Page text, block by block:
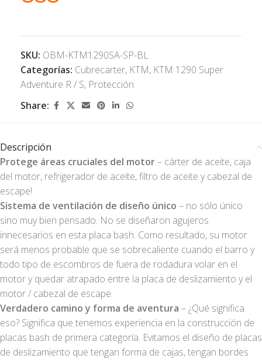
SKU: OBM-KTM1290SA-SP-BL
Categorías: Cubrecarter, KTM, KTM 1290 Super
Adventure R / S, Protección
Share:
Descripción
Protege áreas cruciales del motor– cárter de aceite, caja
del motor, refrigerador de aceite, filtro de aceite y cabezal de
escape!
Sistema de ventilación de diseño único – no sólo único
sino muy bien pensado. No se diseñaron agujeros
innecesarios en esta placa bash. Como resultado, su motor
será menos probable que se sobrecaliente cuando el barro y
todo tipo de escombros de fuera de rodadura volar en el
motor y quedar atrapado entre la placa de deslizamiento y el
motor / cabezal de escape.
Verdadero camino y forma de aventura – ¿Qué significa
eso? Significa que tenemos experiencia en la construcción de
placas bash de primera categoría. Evitamos el diseño de placas
de deslizamiento que tengan forma de cajas, tengan bordes